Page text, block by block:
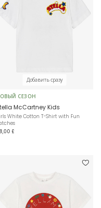
Добавить сразу
СЕЗОН
McCartney Kids
White Cotton T-Shirt with Fun
£